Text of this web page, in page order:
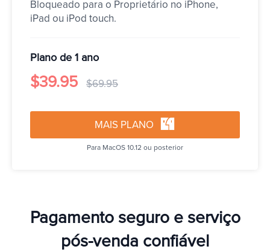
Bloqueado para o Proprietário no iPhone,
iPad ou iPod touch.
Plano de 1 ano
$39.95 $69.95
MAIS PLANO
Para MacOS 10.12 ou posterior
Pagamento seguro e serviço
pós-venda confiável